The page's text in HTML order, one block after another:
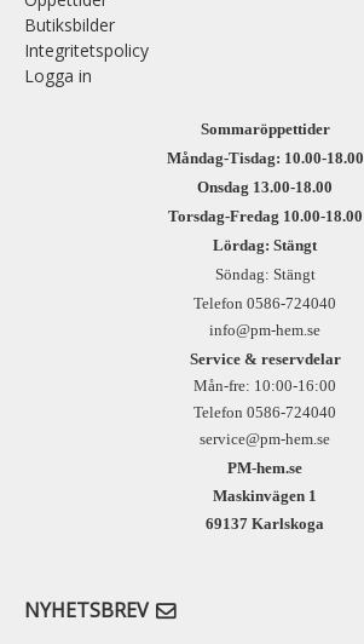
Butiksbilder
Integritetspolicy
Logga in
Sommaröppettider
Måndag-Tisdag: 10.00-18.00
Onsdag 13.00-18.00
Torsdag-Fredag 10.00-18.00
Lördag: Stängt
Söndag: Stängt
Telefon 0586-724040
info@pm-hem.se
Service & reservdelar
Mån-fre: 10:00-16:00
Telefon 0586-724040
service@pm-hem.se
PM-hem.se
Maskinvägen 1
69137 Karlskoga
NYHETSBREV